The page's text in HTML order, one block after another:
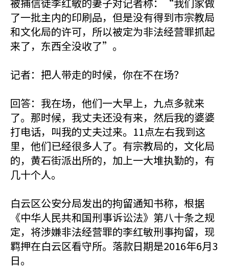
了一批主内的印刷品，但是没有得到市宗教局
和文化局的许可，所以被定为非法经营罪抓起
来了，东西全没收了”。
记者：把人带走的时候，你在不在场？
回答：我在场，他们一大早上，九点多就来
了。那时候，我丈夫还没有来，然后我的婆婆
打电话，叫我的丈夫过来。11点左右我到这
里，他们已经很多人了。有宗教局的，文化局
的，黄石街派出所的，加上一大堆执勤的，有
几十个人。
白云区公安分局发出的拘留通知书称，根据
《中华人民共和国刑事诉讼法》第八十条之规
定，将涉嫌非法经营罪的李红敏刑事拘留，现
羁押在白云区看守所。落款日期是2016年6月3
日。